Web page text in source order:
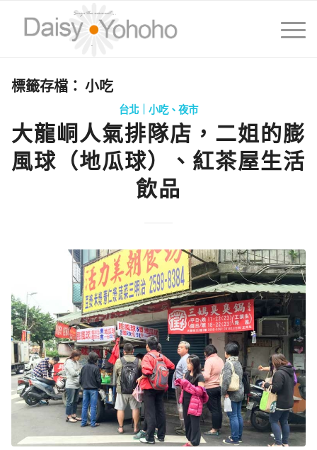
標籤存檔： 小吃
台北｜小吃、夜市
大龍峒人氣排隊店，二姐的膨
風球（地瓜球）、紅茶屋生活
飲品